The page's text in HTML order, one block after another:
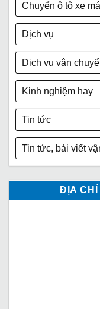
Chuyển ô tô xe
Dịch vụ
Dịch vụ vận
Kinh nghiệm hay
Tin tức
Tin tức, bài viết
ĐỊA CHỈ